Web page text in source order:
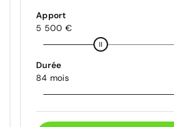
Apport
5 500 €
Durée
84 mois